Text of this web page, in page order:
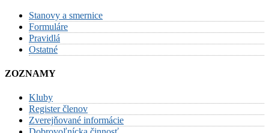
Stanovy a smernice
Formuláre
Pravidlá
Ostatné
ZOZNAMY
Kluby
Register členov
Zverejňované informácie